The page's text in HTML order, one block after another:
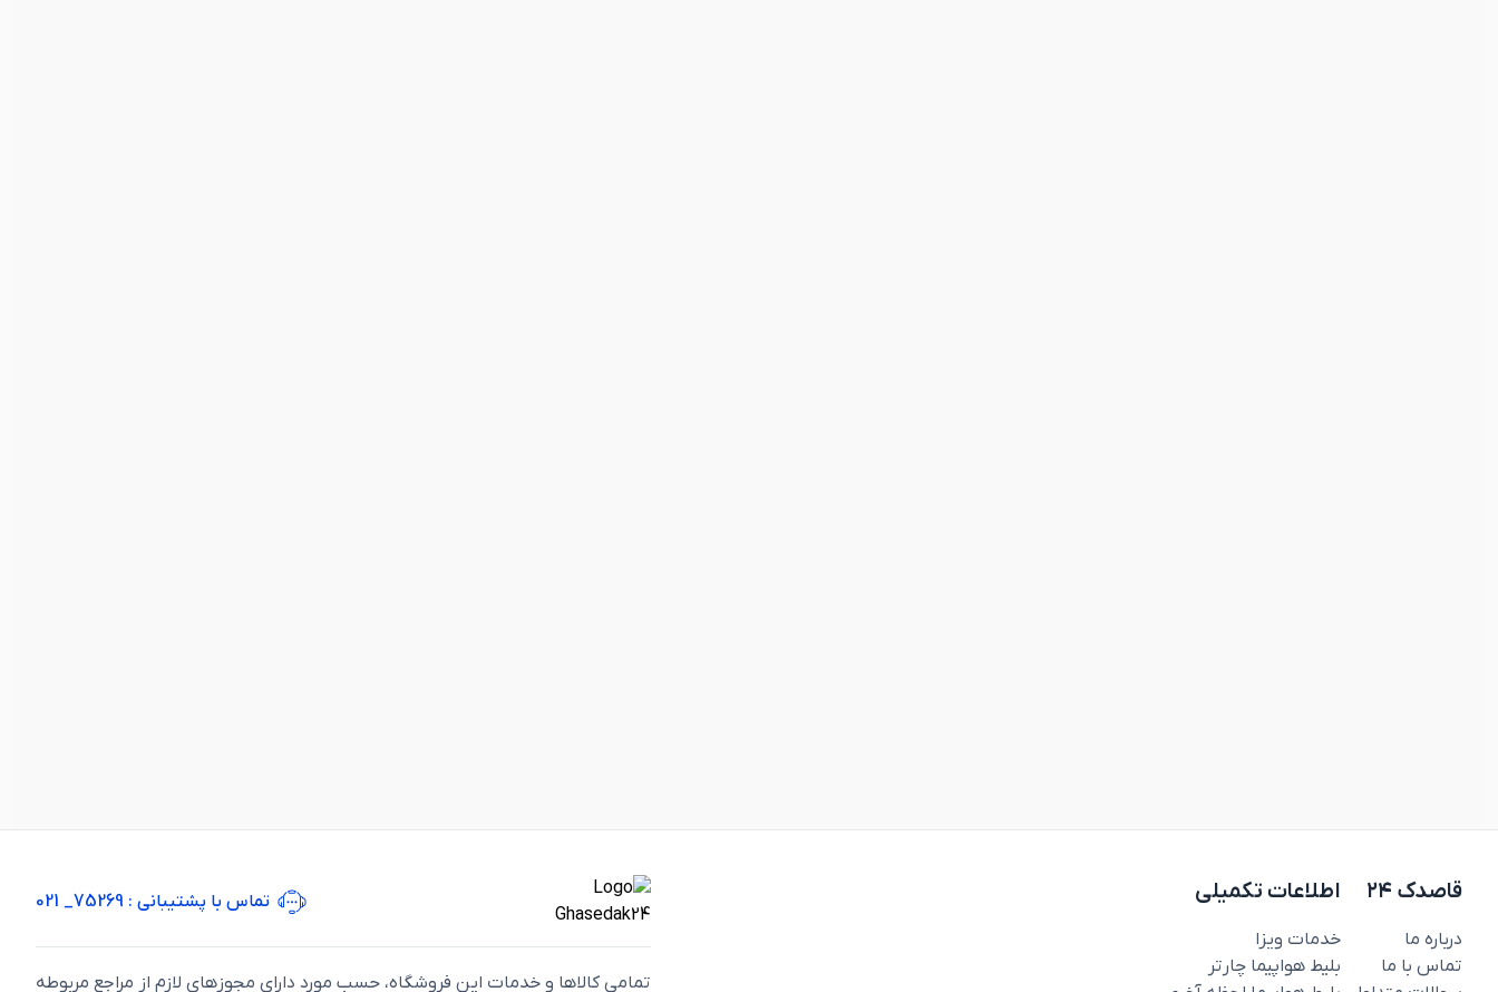
قاصدک ۲۴
درباره ما
تماس با ما
اطلاعات تکمیلی
خدمات ویزا
بلیط هواپیما چارتر
تماس با پشتیبانی : 75269_ 021
تمامی كالاها و خدمات اين فروشگاه، حسب مورد دارای مجوزهای لازم از مراجع مربوطه